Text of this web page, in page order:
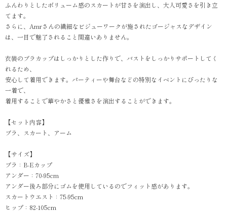
ふんわりとしたボリューム感のスカートが甘さを演出し、大人可愛さを引き立
てます。
さらに、Amrさんの繊細なビジューワークが施されたゴージャスなデザイン
は、一目で魅了されること間違いありません。
衣装のブラカップはしっかりとした作りで、バストをしっかりサポートしてく
れるため、
安心して着用できます。パーティーや舞台などの特別なイベントにぴったりな
一着で、
着用することで華やかさと優雅さを演出することができます。
【セット内容】
ブラ、スカート、アーム
【サイズ】
ブラ：B-Eカップ
アンダー：70-95cm
アンダー後ろ部分にゴムを使用しているのでフィット感があります。
スカートウエスト：75-95cm
ヒップ：82-105cm